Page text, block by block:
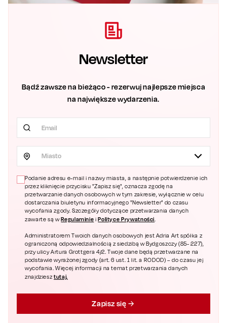
Newsletter
Bądź zawsze na bieżąco - rezerwuj najlepsze miejsca
na największe wydarzenia.
Miasto
Podanie adresu e-mail i nazwy miasta, a następnie potwierdzenie ich
przez kliknięcie przycisku "Zapisz się", oznacza zgodę na
przetwarzanie danych osobowych w tym zakresie, wyłącznie w celu
dostarczania biuletynu informacyjnego "Newsletter" do czasu
wycofania zgody. Szczegóły dotyczące przetwarzania danych
zawarte są wRegulaminie iPolityce Prywatności.
Administratorem Twoich danych osobowych jest Adria Art spółka z
ograniczoną odpowiedzialnością z siedzibą w Bydgoszczy (85- 227),
przy ulicy Artura Grottgera 4/2. Twoje dane będą przetwarzane na
podstawie wyrażonej zgody (art. 6 ust. 1 lit. a RODOD) – do czasu jej
wycofania. Więcej informacji na temat przetwarzania danych
znajdziesztutaj.
Zapisz się